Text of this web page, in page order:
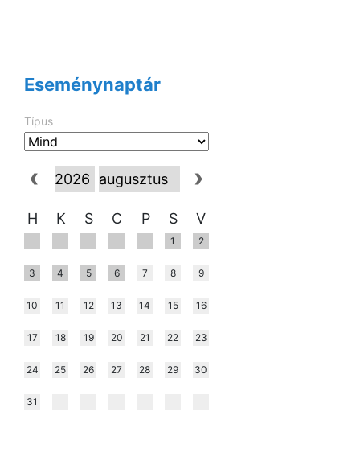
Eseménynaptár
Típus
H K S C P S V
1 2
3 4 5 6 7 8 9
10 11 12 13 14 15 16
17 18 19 20 21 22 23
24 25 26 27 28 29 30
31